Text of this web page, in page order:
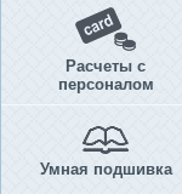
Расчеты с
персоналом
Умная подшивка